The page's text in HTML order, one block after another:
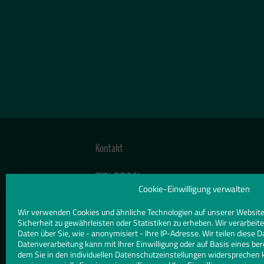
Cookie-Einwilligung verwalten
Wir verwenden Cookies und ähnliche Technologien auf unserer
Sicherheit zu gewährleisten oder Statistiken zu erheben. Wir
Daten über Sie, wie - anonymisiert - Ihre IP-Adresse. Wir teilen diese
Datenverarbeitung kann mit Ihrer Einwilligung oder auf Basis eines
dem Sie in den individuellen Datenschutzeinstellungen widersprechen
Kontakt
TELEFON
09823 313
E-MAIL
schnuerlein@googlemail.com
WEBSITE